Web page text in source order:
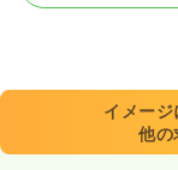
9:00～18:00
担
時給1,500円以
イメージ
他の